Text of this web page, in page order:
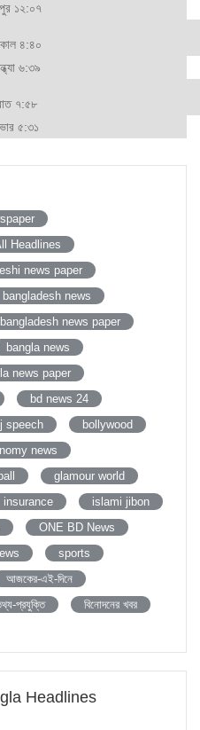
১২:০৭
৪:৪০
৬:৩৯
৭:৫৮
৫:৩১
Headlines
news paper
bangladesh news
bangladesh news paper
bangla news
news paper
bd news 24
speech
bollywood
news
glamour world
insurance
islami jibon
ONE BD News
sports
আজকের-এই-দিনে
প্রযুক্তি
বিনোদনের খবর
Headlines